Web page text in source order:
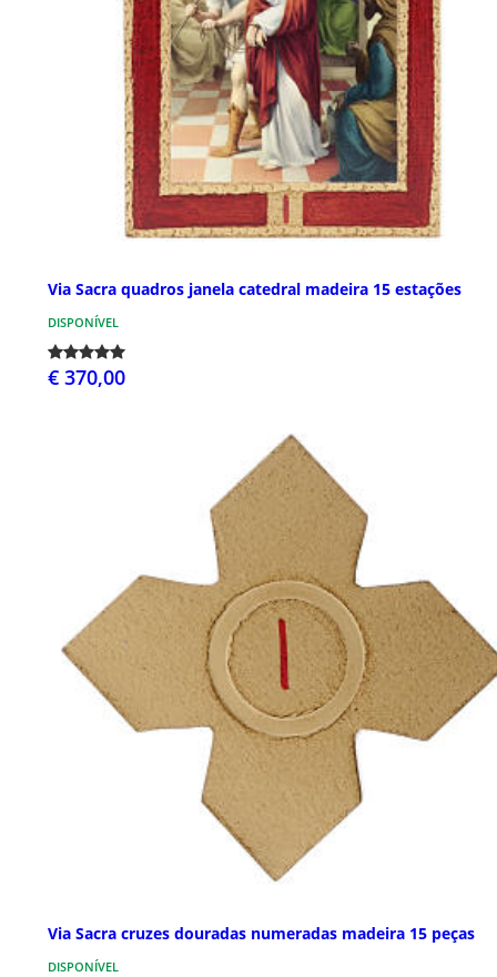
Via Sacra quadros janela catedral madeira 15 estações
DISPONÍVEL
€ 370,00
Via Sacra cruzes douradas numeradas madeira 15 peças
DISPONÍVEL